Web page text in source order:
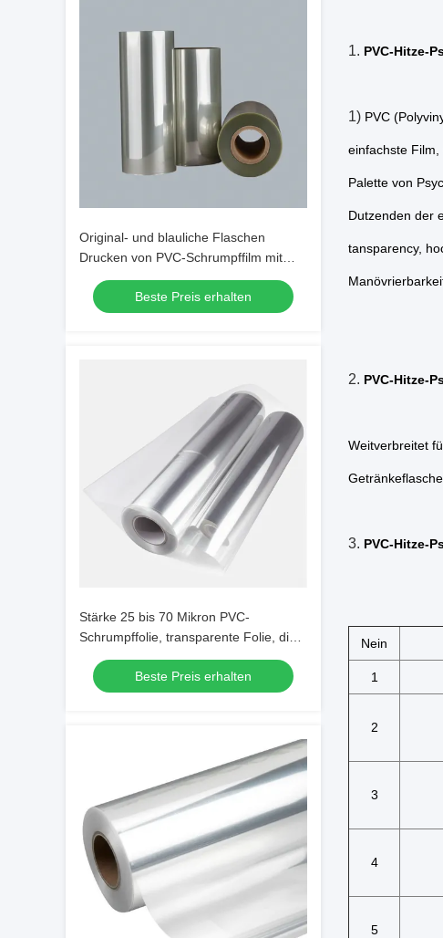
Original- und blauliche Flaschen
Drucken von PVC-Schrumpffilm mit
hervorragender Druckfähigkeit
Beste Preis erhalten
Stärke 25 bis 70 Mikron PVC-
Schrumpffolie, transparente Folie, die
eine gute Versiegelung und hohe
Transparenz für Verpackungen bietet
Beste Preis erhalten
1. PVC-Hitze-
1) PVC
einfachste
Palette von
Dutzenden der
tansparency,
2. PVC-Hitze-
Weitverbreitet
3. PVC-Hitze-
Nein
1
2
3
4
5